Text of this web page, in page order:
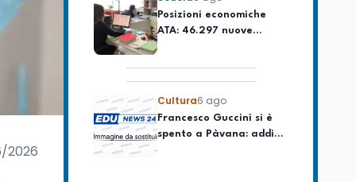
2026
ATA: 46.297 nuove
spento a Pàvana: addio